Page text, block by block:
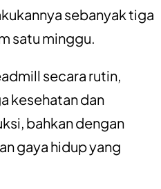
sebanyak tiga
satu minggu.
secara rutin,
kesehatan dan
bahkan dengan
gaya hidup yang